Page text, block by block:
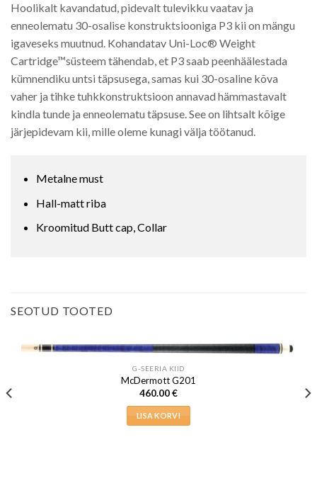
Hoolikalt kavandatud, pidevalt tulevikku vaatav ja
enneolematu 30-osalise konstruktsiooniga P3 kii on mängu
igaveseks muutnud. Kohandatav Uni-Loc® Weight
Cartridge™süsteem tähendab, et P3 saab peenhäälestada
kümnendiku untsi täpsusega, samas kui 30-osaline kõva
vaher ja tihke tuhkkonstruktsioon annavad hämmastavalt
kindla tunde ja enneolematu täpsuse. See on lihtsalt kõige
järjepidevam kii, mille oleme kunagi välja töötanud.
Metalne must
Hall-matt riba
Kroomitud Butt cap, Collar
SEOTUD TOOTED
G-SEERIA KIID
McDermott G201
460.00€
LISA KORVI